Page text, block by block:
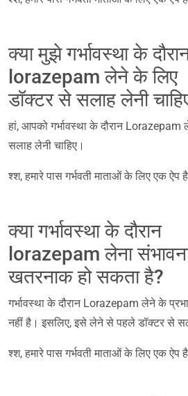
क्या मुझे गर्भावस्था के
lorazepam लेने के लिए
डॉक्टर से सलाह लेनी
हां, आपको गर्भावस्था के दौरान
सलाह लेनी चाहिए।
श्श, हमारे पास गर्भवती माताओं के लिए एक ऐप
क्या गर्भावस्था के दौरान
lorazepam लेना
खतरनाक हो सकता है?
गर्भावस्था के दौरान Lorazepam लेने के
नहीं है। इसलिए, इसे लेने से पहले डॉक्टर से
श्श, हमारे पास गर्भवती माताओं के लिए एक ऐप